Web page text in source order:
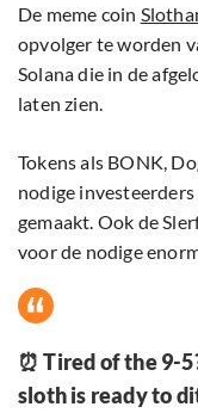
De meme coin
opvolger te worden
Solana die in de
laten zien.
Tokens als BONK,
nodige
gemaakt. Ook de
voor de nodige
⏰ Tired of the 9-
sloth is ready to